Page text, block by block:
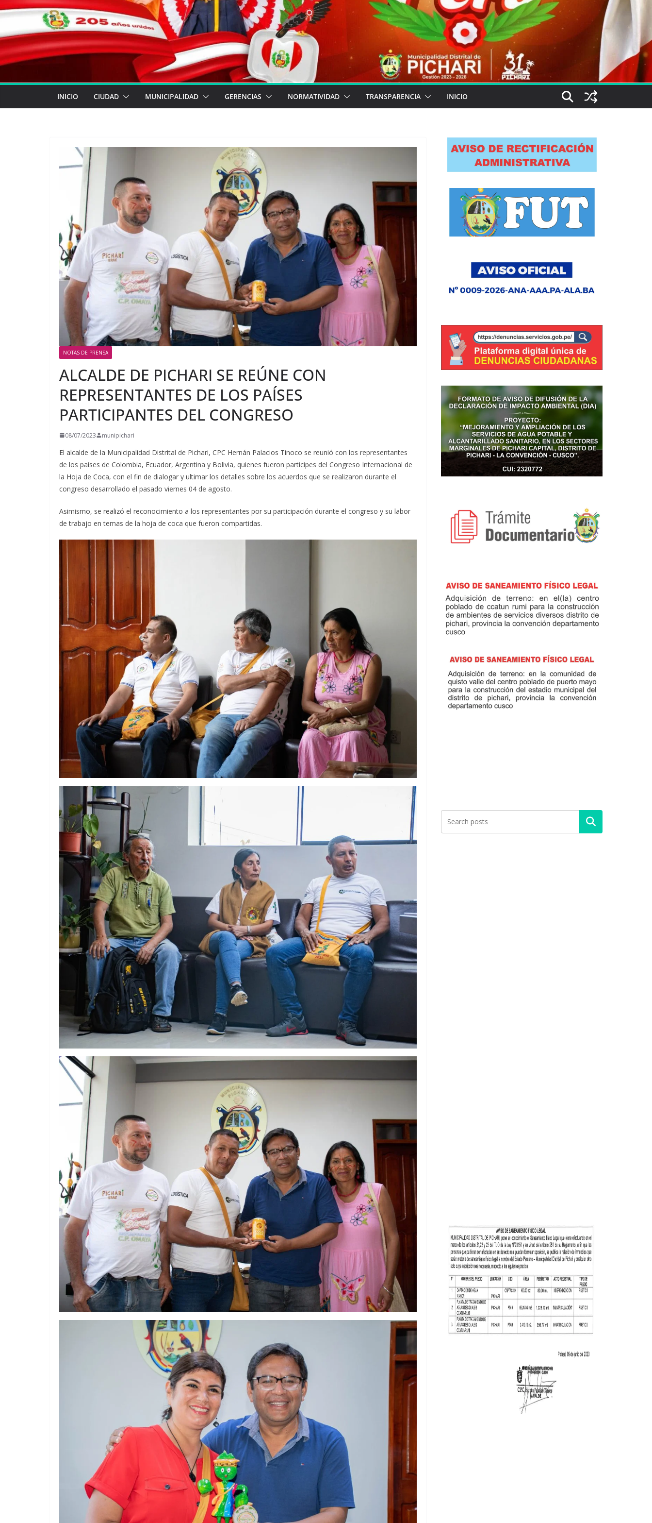
INICIO CIUDAD MUNICIPALIDAD GERENCIAS NORMATIVIDAD TRANSPARENCIA INICIO
NOTAS DE PRENSA
ALCALDE DE PICHARI SE REÚNE CON
REPRESENTANTES DE LOS PAÍSES
PARTICIPANTES DEL CONGRESO
08/07/2023 munipichari
El alcalde de la Municipalidad Distrital de Pichari, CPC Hernán Palacios Tinoco se reunió con los representantes
de los países de Colombia, Ecuador, Argentina y Bolivia, quienes fueron participes del Congreso Internacional de
la Hoja de Coca, con el fin de dialogar y ultimar los detalles sobre los acuerdos que se realizaron durante el
congreso desarrollado el pasado viernes 04 de agosto.
Asimismo, se realizó el reconocimiento a los representantes por su participación durante el congreso y su labor
de trabajo en temas de la hoja de coca que fueron compartidas.
Buscar